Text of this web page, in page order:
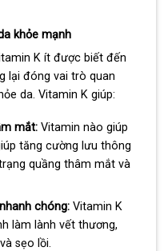
khỏe mạnh
K ít được biết đến
lại đóng vai trò quan
da. Vitamin K giúp:
mắt: Vitamin nào giúp
tăng cường lưu thông
quầng thâm mắt và
chóng: Vitamin K
làm lành vết thương,
sẹo lồi.